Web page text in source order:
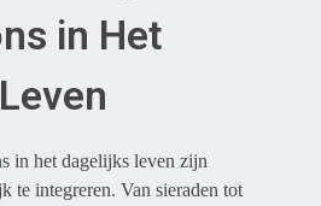
in Het
in het dagelijks leven zijn
te integreren. Van sieraden tot